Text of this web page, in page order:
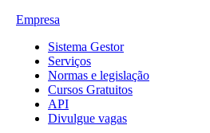
Empresa
Sistema Gestor
Serviços
Normas e legislação
Cursos Gratuitos
API
Divulgue vagas